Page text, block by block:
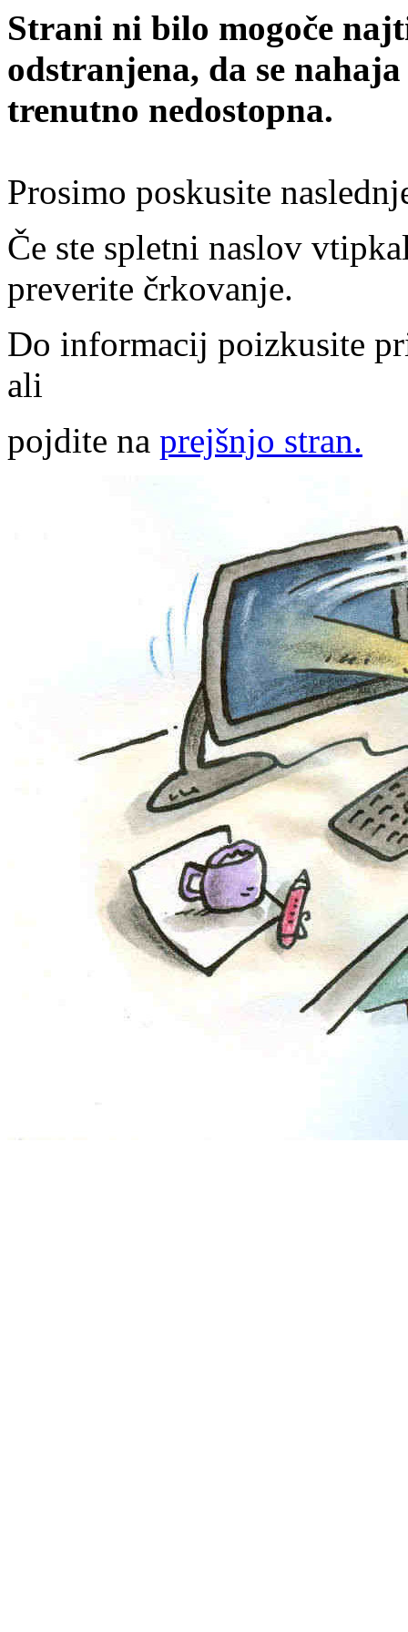
Strani ni bilo mogoče
odstranjena, da se
trenutno nedostopna.
Prosimo poskusite
Če ste spletni naslov
preverite črkovanje.
Do informacij poizkusite
ali
pojdite na prejšnjo stran.